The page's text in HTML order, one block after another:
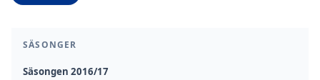
SÄSONGER
Säsongen 2016/17